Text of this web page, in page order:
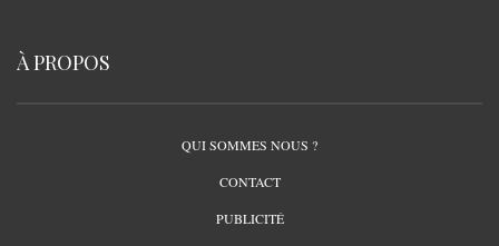
À PROPOS
QUI SOMMES NOUS ?
CONTACT
PUBLICITÉ